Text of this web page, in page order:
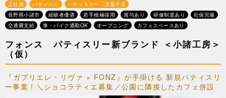
正社員 パティシエ
パティスリー・洋菓子店
長野県小諸市
経験者優遇 若手積極採用 賞与あり 研修制度あり
社保完備
交通費支給
車・バイク通勤OK オープニング カフェスペースあり
フォンス パティスリー新ブランド ＜小諸工房＞
（仮）
『ガブリエレ・リヴァ × FONZ』が手掛ける 新規パティスリ
ー事業！＼ショコラティエ募集／公園に隣接したカフェ併設